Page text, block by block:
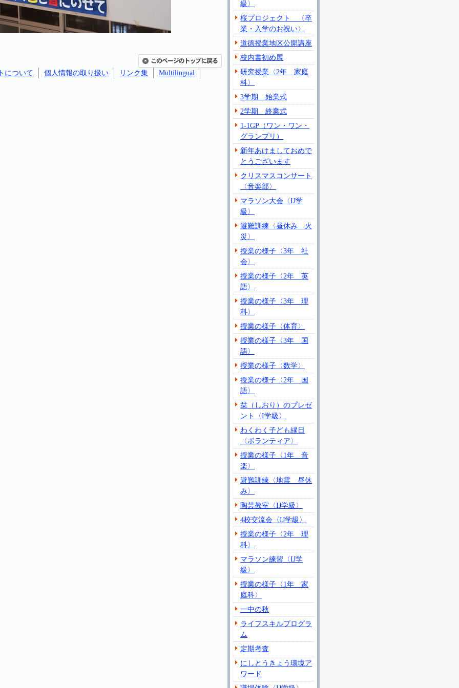
級〉
桜プロジェクト 〈卒
業・入学のお祝い〉
道徳授業地区公開講座
校内書初め展
研究授業〈2年 家庭
科〉
3学期 始業式
2学期 終業式
1-1GP（ワン・ワン・
グランプリ）
新年あけましておめで
とうございます
クリスマスコンサート
〈音楽部〉
マラソン大会〈IJ学
級〉
避難訓練〈昼休み 火
災〉
授業の様子〈3年 社
会〉
授業の様子〈2年 英
語〉
授業の様子〈3年 理
科〉
授業の様子〈体育〉
授業の様子〈3年 国
語〉
授業の様子〈数学〉
授業の様子〈2年 国
語〉
栞（しおり）のプレゼ
ント〈I学級〉
わくわく子ども縁日
〈ボランティア〉
授業の様子〈1年 音
楽〉
避難訓練〈地震 昼休
み〉
陶芸教室〈IJ学級〉
4校交流会〈IJ学級〉
授業の様子〈2年 理
科〉
マラソン練習〈IJ学
級〉
授業の様子〈1年 家
庭科〉
一中の秋
ライフスキルプログラ
ム
定期考査
にしとうきょう環境ア
ワード
について 個人情報の取り扱い リンク集 Multilingual